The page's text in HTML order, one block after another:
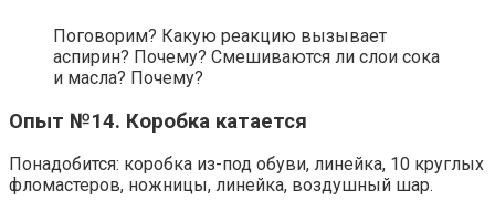
Поговорим? Какую реакцию вызывает
аспирин? Почему? Смешиваются ли слои сока
и масла? Почему?
Опыт №14. Коробка катается
Понадобится: коробка из-под обуви, линейка, 10 круглых
фломастеров, ножницы, линейка, воздушный шар.